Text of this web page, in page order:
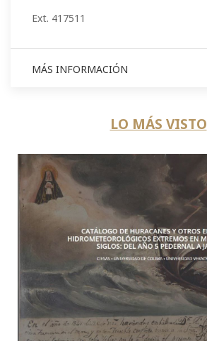
Ext. 417511
MÁS INFORMACIÓN
LO MÁS VISTO